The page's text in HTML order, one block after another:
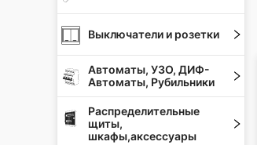
Выключатели и розетки
Автоматы, УЗО, ДИФ-
Автоматы, Рубильники
Распределительные
щиты,
шкафы,аксессуары